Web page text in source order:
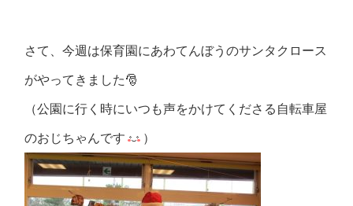
さて、今週は保育園にあわてんぼうのサンタクロース
がやってきました🎅
（公園に行く時にいつも声をかけてくださる自転車屋
のおじちゃんです ）